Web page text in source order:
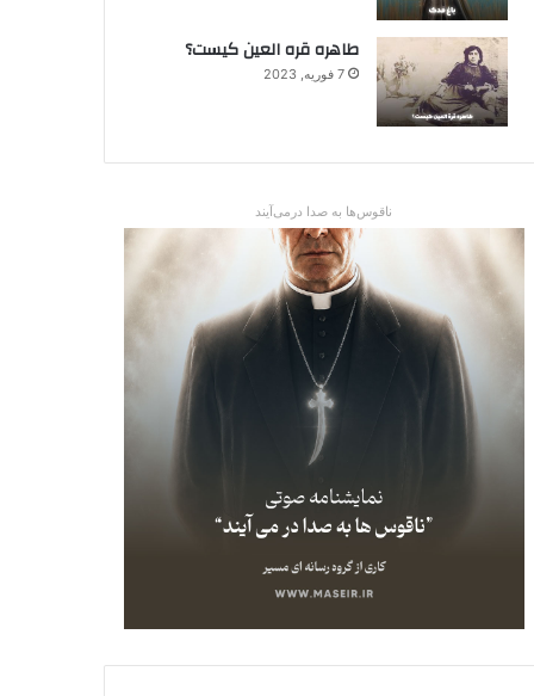
طاهره قره العین کیست؟
7 فوریه, 2023
ناقوس‌ها به صدا در‌می‌آیند